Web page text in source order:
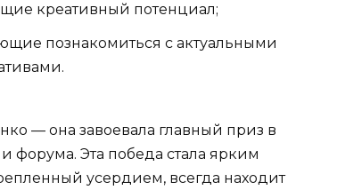
креативный потенциал;
познакомиться с актуальными
— она завоевала главный приз в
форума. Эта победа стала ярким
усердием, всегда находит